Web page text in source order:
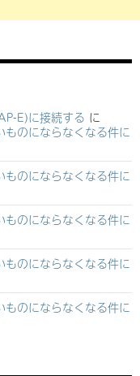
E)に接続する に
のにならなくなる件に
のにならなくなる件に
のにならなくなる件に
のにならなくなる件に
のにならなくなる件に